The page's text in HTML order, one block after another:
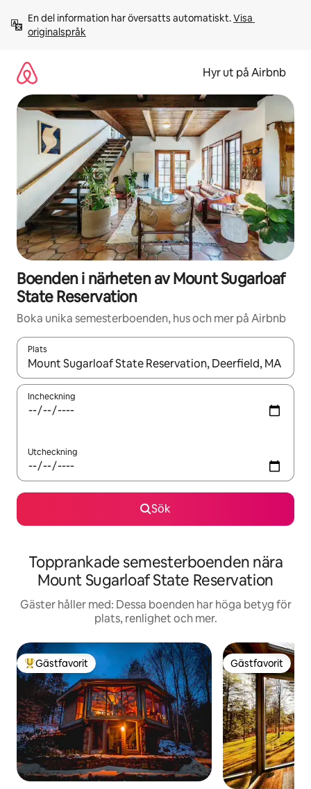
innehåll
En del information har översatts automatiskt. Visa
originalspråk
Hyr ut på Airbnb
Boenden i närheten av Mount Sugarloaf
State Reservation
Boka unika semesterboenden, hus och mer på Airbnb
Plats
När resultaten är tillgängliga kan du navigera med upp- och
Incheckning
Utcheckning
Sök
Topprankade semesterboenden nära
Mount Sugarloaf State Reservation
Gäster håller med: Dessa boenden har höga betyg för
plats, renlighet och mer.
Populär gästfavorit
Gästfavorit Gästfavorit
Gästfavorit